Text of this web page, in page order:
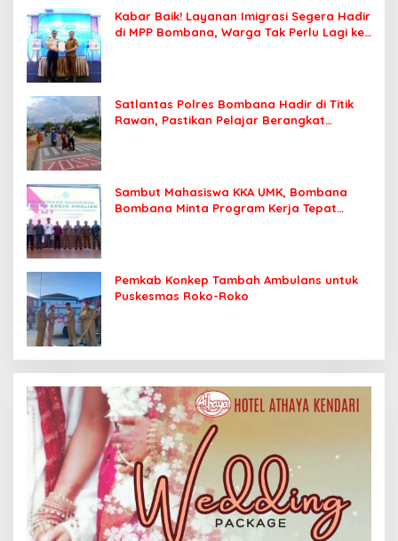
Kabar Baik! Layanan Imigrasi Segera Hadir
di MPP Bombana, Warga Tak Perlu Lagi ke
Satlantas Polres Bombana Hadir di Titik
Rawan, Pastikan Pelajar Berangkat
Sambut Mahasiswa KKA UMK, Bombana
Bombana Minta Program Kerja Tepat
Pemkab Konkep Tambah Ambulans untuk
Puskesmas Roko-Roko